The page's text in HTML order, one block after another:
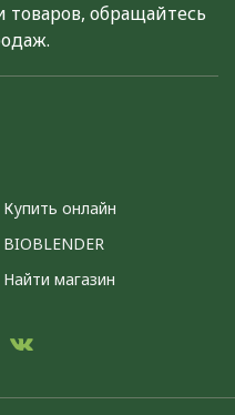
обращайтесь
Купить онлайн
BIOBLENDER
Найти магазин